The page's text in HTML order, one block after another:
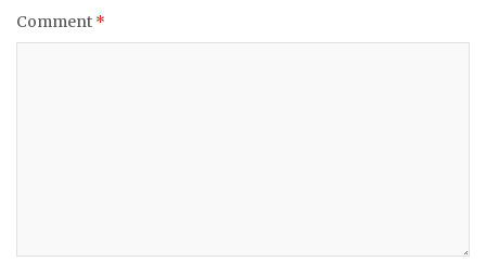
Comment *